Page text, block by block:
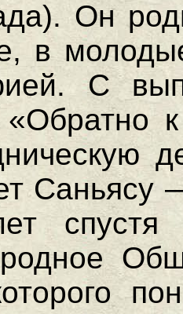
Он
в
С
Саньясу